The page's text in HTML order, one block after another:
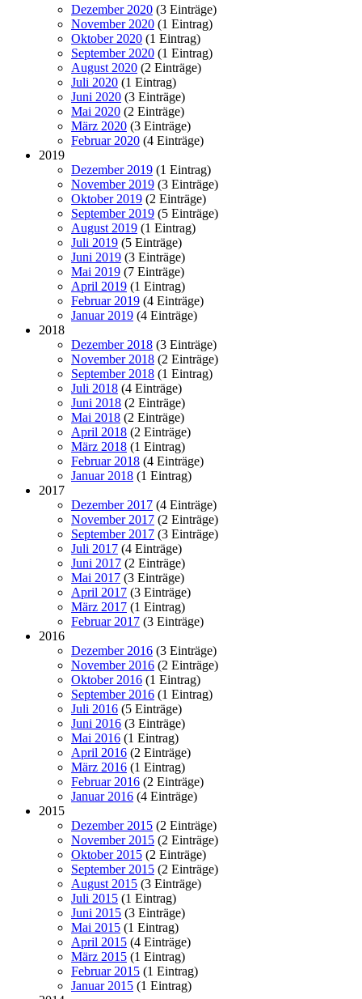
Dezember 2020 (3 Einträge)
November 2020 (1 Eintrag)
Oktober 2020 (1 Eintrag)
September 2020 (1 Eintrag)
August 2020 (2 Einträge)
Juli 2020 (1 Eintrag)
Juni 2020 (3 Einträge)
Mai 2020 (2 Einträge)
März 2020 (3 Einträge)
Februar 2020 (4 Einträge)
2019
Dezember 2019 (1 Eintrag)
November 2019 (3 Einträge)
Oktober 2019 (2 Einträge)
September 2019 (5 Einträge)
August 2019 (1 Eintrag)
Juli 2019 (5 Einträge)
Juni 2019 (3 Einträge)
Mai 2019 (7 Einträge)
April 2019 (1 Eintrag)
Februar 2019 (4 Einträge)
Januar 2019 (4 Einträge)
2018
Dezember 2018 (3 Einträge)
November 2018 (2 Einträge)
September 2018 (1 Eintrag)
Juli 2018 (4 Einträge)
Juni 2018 (2 Einträge)
Mai 2018 (2 Einträge)
April 2018 (2 Einträge)
März 2018 (1 Eintrag)
Februar 2018 (4 Einträge)
Januar 2018 (1 Eintrag)
2017
Dezember 2017 (4 Einträge)
November 2017 (2 Einträge)
September 2017 (3 Einträge)
Juli 2017 (4 Einträge)
Juni 2017 (2 Einträge)
Mai 2017 (3 Einträge)
April 2017 (3 Einträge)
März 2017 (1 Eintrag)
Februar 2017 (3 Einträge)
2016
Dezember 2016 (3 Einträge)
November 2016 (2 Einträge)
Oktober 2016 (1 Eintrag)
September 2016 (1 Eintrag)
Juli 2016 (5 Einträge)
Juni 2016 (3 Einträge)
Mai 2016 (1 Eintrag)
April 2016 (2 Einträge)
März 2016 (1 Eintrag)
Februar 2016 (2 Einträge)
Januar 2016 (4 Einträge)
2015
Dezember 2015 (2 Einträge)
November 2015 (2 Einträge)
Oktober 2015 (2 Einträge)
September 2015 (2 Einträge)
August 2015 (3 Einträge)
Juli 2015 (1 Eintrag)
Juni 2015 (3 Einträge)
Mai 2015 (1 Eintrag)
April 2015 (4 Einträge)
März 2015 (1 Eintrag)
Februar 2015 (1 Eintrag)
Januar 2015 (1 Eintrag)